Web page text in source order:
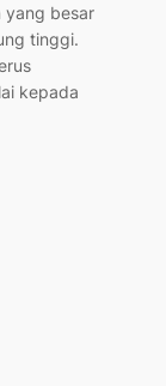
yang besar
tinggi.
kepada